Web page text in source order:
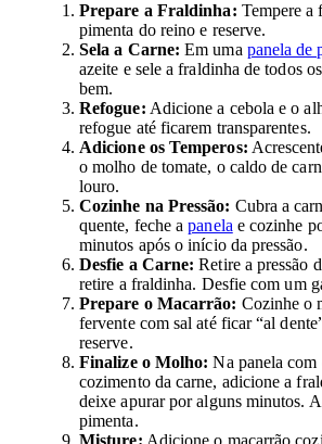
Prepare a Fraldinha: Tempere a
pimenta do reino e reserve.
Sela a Carne: Em uma panela de
azeite e sele a fraldinha de todos
bem.
Refogue: Adicione a cebola e o
refogue até ficarem transparentes.
Adicione os Temperos:
o molho de tomate, o caldo de
louro.
Cozinhe na Pressão: Cubra a
quente, feche apanelae cozinhe
minutos após o início da pressão.
Desfie a Carne: Retire a pressão
retire a fraldinha. Desfie com um
Prepare o Macarrão: Cozinhe o
fervente com sal até ficar “al
reserve.
Finalize o Molho: Na panela com
cozimento da carne, adicione a
deixe apurar por alguns minutos.
pimenta.